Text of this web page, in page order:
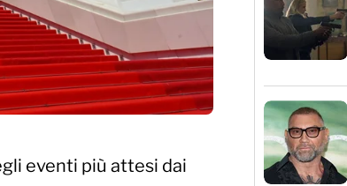
eventi più attesi dai